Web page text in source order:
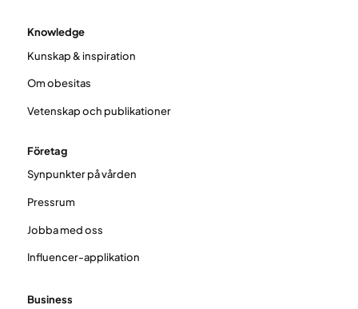
Knowledge
Kunskap & inspiration
Om obesitas
Vetenskap och publikationer
Företag
Synpunkter på vården
Pressrum
Jobba med oss
Influencer-applikation
Business